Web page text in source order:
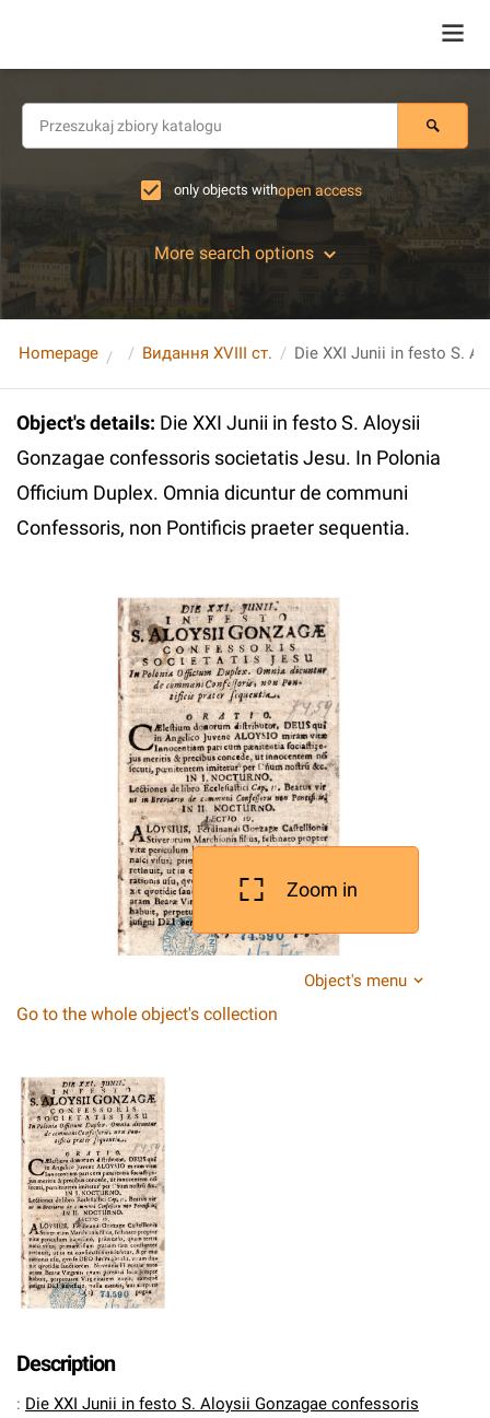
only objects withopen access
More search options
Homepage Видання XVIII ст.
Object's details: Die XXI Junii in festo S. Aloysii
Gonzagae confessoris societatis Jesu. In Polonia
Officium Duplex. Omnia dicuntur de communi
Confessoris, non Pontificis praeter sequentia.
Zoom in
Object's menu
Go to the whole object's collection
Description
: Die XXI Junii in festo S. Aloysii Gonzagae confessoris